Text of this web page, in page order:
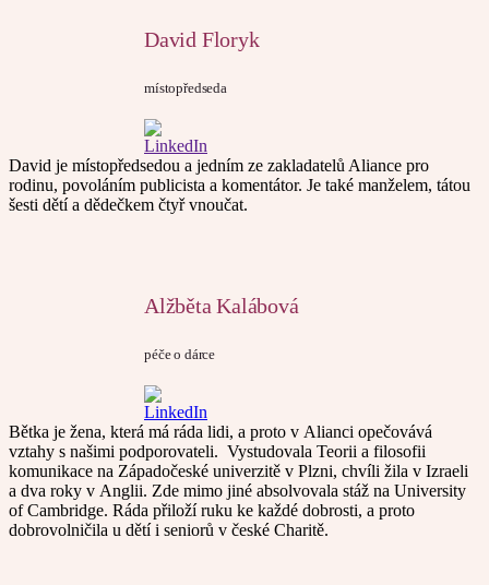
David Floryk
místopředseda
David je místopředsedou a jedním ze zakladatelů Aliance pro
rodinu, povoláním publicista a komentátor. Je také manželem, tátou
šesti dětí a dědečkem čtyř vnoučat.
Alžběta Kalábová
péče o dárce
Bětka je žena, která má ráda lidi, a proto v Alianci opečovává
vztahy s našimi podporovateli. Vystudovala Teorii a filosofii
komunikace na Západočeské univerzitě v Plzni, chvíli žila v Izraeli
a dva roky v Anglii. Zde mimo jiné absolvovala stáž na University
of Cambridge. Ráda přiloží ruku ke každé dobrosti, a proto
dobrovolničila u dětí i seniorů v české Charitě.